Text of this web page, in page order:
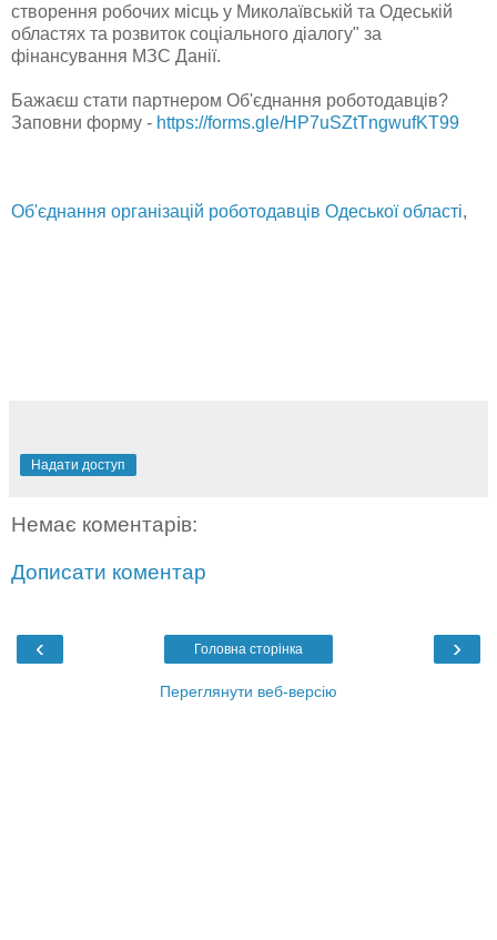
створення робочих місць у Миколаївській та Одеській
областях та розвиток соціального діалогу" за
фінансування МЗС Данії.
Бажаєш стати партнером Об'єднання роботодавців?
Заповни форму - https://forms.gle/HP7uSZtTngwufKT99
Об'єднання організацій роботодавців Одеської області,
Надати доступ
Немає коментарів:
Дописати коментар
‹ ›
Головна сторінка
Переглянути веб-версію